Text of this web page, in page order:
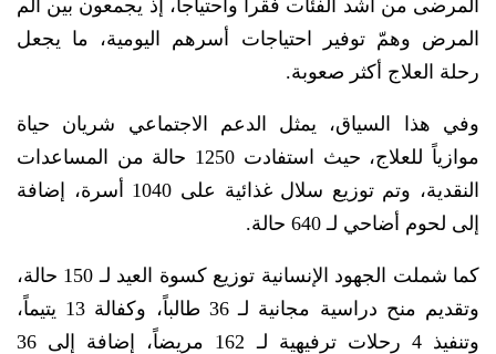
المرضى من أشد الفئات فقراً واحتياجاً، إذ يجمعون بين ألم
المرض وهمّ توفير احتياجات أسرهم اليومية، ما يجعل
رحلة العلاج أكثر صعوبة.
وفي هذا السياق، يمثل الدعم الاجتماعي شريان حياة
موازياً للعلاج، حيث استفادت 1250 حالة من المساعدات
النقدية، وتم توزيع سلال غذائية على 1040 أسرة، إضافة
إلى لحوم أضاحي لـ 640 حالة.
كما شملت الجهود الإنسانية توزيع كسوة العيد لـ 150 حالة،
وتقديم منح دراسية مجانية لـ 36 طالباً، وكفالة 13 يتيماً،
وتنفيذ 4 رحلات ترفيهية لـ 162 مريضاً، إضافة إلى 36